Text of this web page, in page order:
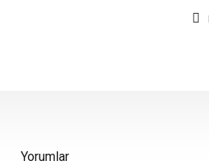
Yorumlar